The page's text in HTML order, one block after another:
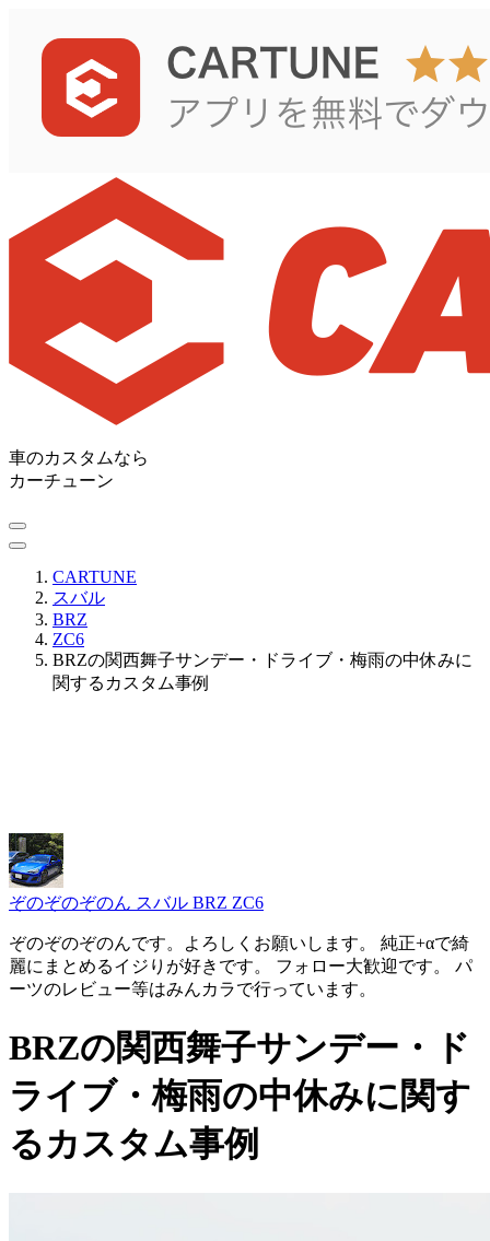
車のカスタムなら
カーチューン
CARTUNE
スバル
BRZ
ZC6
BRZの関西舞子サンデー・ドライブ・梅雨の中休みに
関するカスタム事例
ぞのぞのぞのん スバル BRZ ZC6
ぞのぞのぞのんです。よろしくお願いします。 純正+αで綺
麗にまとめるイジりが好きです。 フォロー大歓迎です。 パ
ーツのレビュー等はみんカラで行っています。
BRZの関西舞子サンデー・ド
ライブ・梅雨の中休みに関す
るカスタム事例